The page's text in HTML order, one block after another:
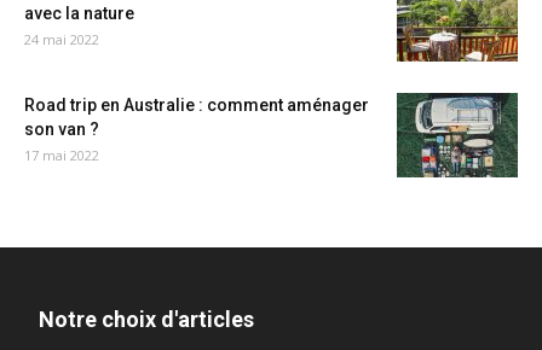
avec la nature
24 mai 2022
Road trip en Australie : comment aménager
son van ?
17 mai 2022
Notre choix d'articles